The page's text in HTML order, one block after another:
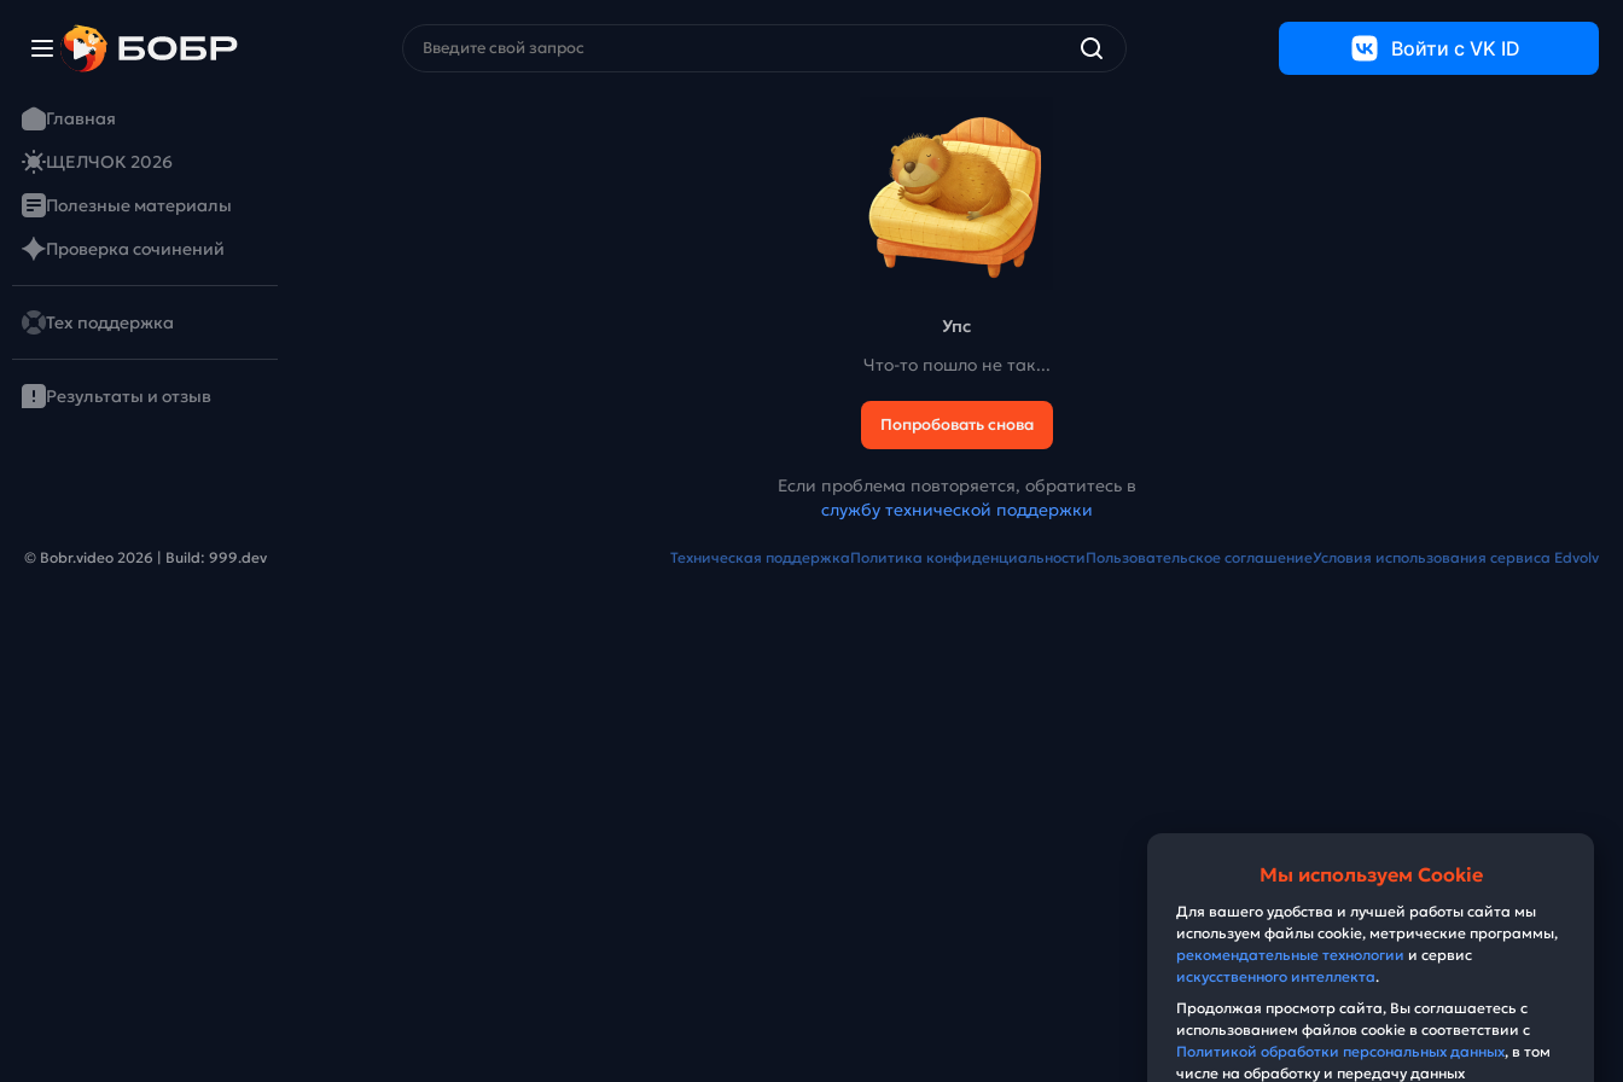
Войти c VK ID
Главная
ЩЕЛЧОК 2026
Полезные материалы
Проверка сочинений
Тех поддержка
Результаты и отзыв
Упс
Что-то пошло не так...
Попробовать снова
Если проблема повторяется, обратитесь в
службу технической поддержки
© Bobr.video 2026 | Build: 999.dev Техническая поддержкаПолитика конфиденциальностиПользовательское соглашениеУсловия использования сервиса Edvolv
Мы используем Cookie
Для вашего удобства и лучшей работы сайта мы
используем файлы cookie, метрические программы,
рекомендательные технологии и сервис
искусственного интеллекта.
Продолжая просмотр сайта, Вы соглашаетесь с
использованием файлов cookie в соответствии с
Политикой обработки персональных данных, в том
числе на обработку и передачу данных